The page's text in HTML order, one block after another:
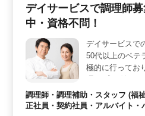
す。男女比は均等で、幅広い
す。 ＜業務内容と資格＞ 調
業務や調理補助など多様な業務
デイサービスで調理師
中・資格不問！
デイサービスで
50代以上のベテ
極的に行ってお
理 ・盛り付け
業務 ・店内清掃
険完備 ・勤務時
調理師・調理補助・スタッフ (福
正社員・契約社員・アルバイト・